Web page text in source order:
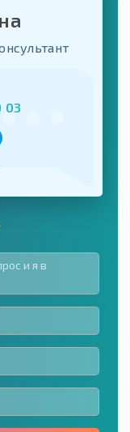
03